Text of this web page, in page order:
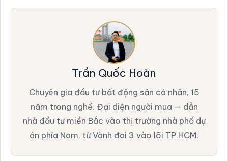
Trần Quốc Hoàn
Chuyên gia đầu tư bất động sản cá nhân, 15
năm trong nghề. Đại diện người mua — dẫn
nhà đầu tư miền Bắc vào thị trường nhà phố dự
án phía Nam, từ Vành đai 3 vào lõi TP.HCM.